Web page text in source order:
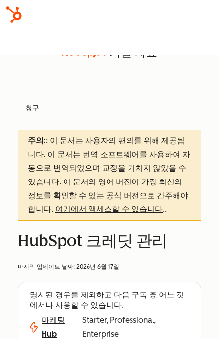
기술 자료
청구
주의:: 이 문서는 사용자의 편의를 위해 제공됩
니다. 이 문서는 번역 소프트웨어를 사용하여 자
동으로 번역되었으며 교정을 거치지 않았을 수
있습니다. 이 문서의 영어 버전이 가장 최신의
정보를 확인할 수 있는 공식 버전으로 간주해야
합니다. 여기에서 액세스할 수 있습니다..
HubSpot 크레딧 관리
마지막 업데이트 날짜: 2026년 6월 17일
명시된 경우를 제외하고 다음 구독 중 어느 것
에서나 사용할 수 있습니다.
마케팅
Hub
Starter, Professional,
Enterprise